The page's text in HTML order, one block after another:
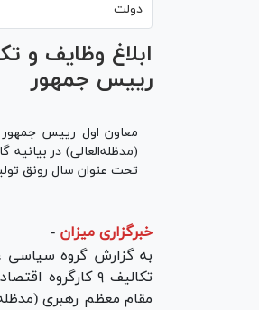
دولت
رییس جمهور
تحت عنوان سال رونق
خبرگزاری میزان -
به گزارش گروه سیاسی
تکالیف ۹
مقام معظم رهبری